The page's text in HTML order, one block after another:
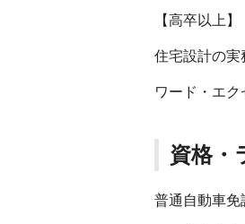
【高卒以上】
住宅設計の
ワード・エ
資格・
普通自動車